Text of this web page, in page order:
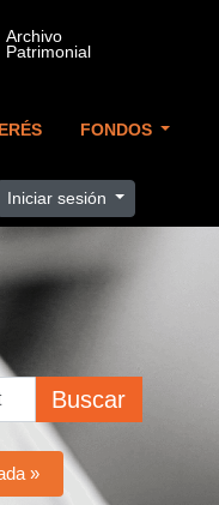
FONDOS
Iniciar sesión
Buscar
»